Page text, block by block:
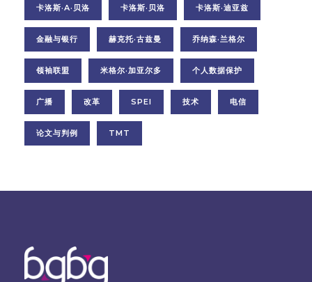
卡洛斯·A·贝洛 卡洛斯·贝洛 卡洛斯·迪亚兹
金融与银行 赫克托·古兹曼 乔纳森·兰格尔
领袖联盟 米格尔·加亚尔多 个人数据保护
广播 改革 SPEI 技术 电信
论文与判例 TMT